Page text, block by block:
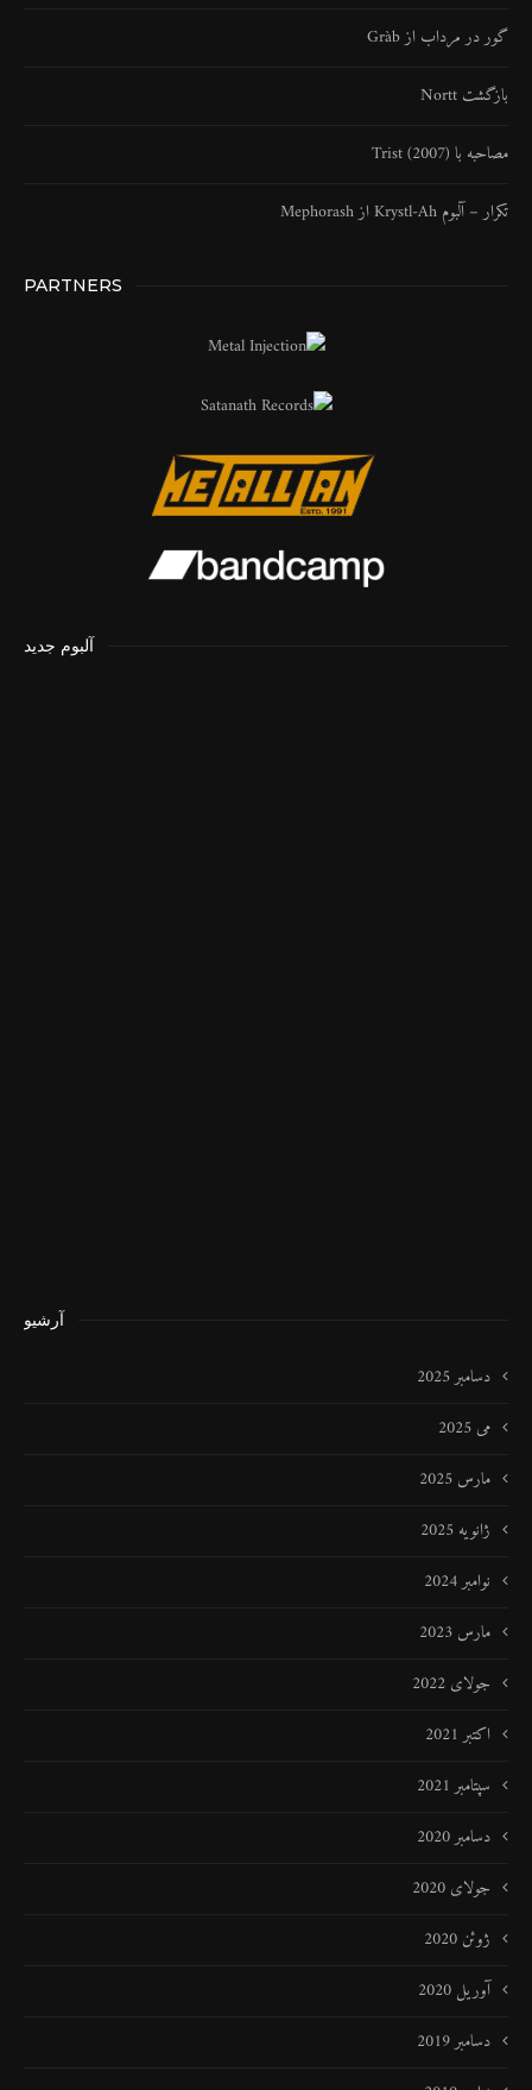
گور در مرداب از Gràb
بازگشت Nortt
مصاحبه با Trist (2007)
تکرار – آلبوم Krystl​-​Ah از Mephorash
PARTNERS
آلبوم جدید
آرشیو
دسامبر 2025
می 2025
مارس 2025
ژانویه 2025
نوامبر 2024
مارس 2023
جولای 2022
اکتبر 2021
سپتامبر 2021
دسامبر 2020
جولای 2020
ژوئن 2020
آوریل 2020
دسامبر 2019